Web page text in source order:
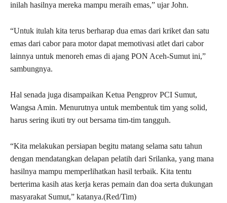
inilah hasilnya mereka mampu meraih emas,” ujar John.
“Untuk itulah kita terus berharap dua emas dari kriket dan satu
emas dari cabor para motor dapat memotivasi atlet dari cabor
lainnya untuk menoreh emas di ajang PON Aceh-Sumut ini,”
sambungnya.
Hal senada juga disampaikan Ketua Pengprov PCI Sumut,
Wangsa Amin. Menurutnya untuk membentuk tim yang solid,
harus sering ikuti try out bersama tim-tim tangguh.
“Kita melakukan persiapan begitu matang selama satu tahun
dengan mendatangkan delapan pelatih dari Srilanka, yang mana
hasilnya mampu memperlihatkan hasil terbaik. Kita tentu
berterima kasih atas kerja keras pemain dan doa serta dukungan
masyarakat Sumut,” katanya.(Red/Tim)